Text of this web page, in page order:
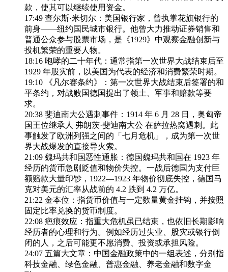
款，使其可以继续使用资金。
17:49 查尔斯·米切尔：美国银行家，曾执掌花旗银行的
前身——纽约国民城市银行。他曾大力推动证券销售和
普通公众参与股票市场，是《1929》中观察金融创新与
投机繁荣的重要人物。
18:16 咆哮的二十年代：通常指第一次世界大战结束后至
1929 年股灾前，以美国为代表的经济和消费繁荣时期。
19:10 《凡尔赛条约》：第一次世界大战结束后签署的和
平条约，对战败国德国提出了领土、军事和赔款等要
求。
20:38 斐迪南大公遇刺事件：1914 年 6 月 28 日，奥匈帝
国王位继承人 弗朗茨·斐迪南大公 在萨拉热窝遇刺。此
事触发了欧洲列强之间的「七月危机」，成为第一次世
界大战爆发的直接导火索。
21:09 魏玛共和国恶性通胀：德国魏玛共和国在 1923 年
经历的货币急剧贬值和物价失控。一战后德国为支付巨
额赔款大量印钞，1922—1923 年物价彻底失控，德国马
克对美元的汇率从战前的 4.2 跌到 4.2 万亿。
21:22 金本位：指货币价值与一定数量黄金挂钩，并按照
固定比率兑换的货币制度。
22:08 疤痕效应：指重大危机虽已结束，也依旧长期影响
经历者的心理和行为。例如经历过失业、股灾或银行倒
闭的人，之后可能更不愿消费、投资或承担风险。
24:07 五篇大文章：中国金融政策中的一组表述，分别指
科技金融、绿色金融、普惠金融、养老金融和数字金